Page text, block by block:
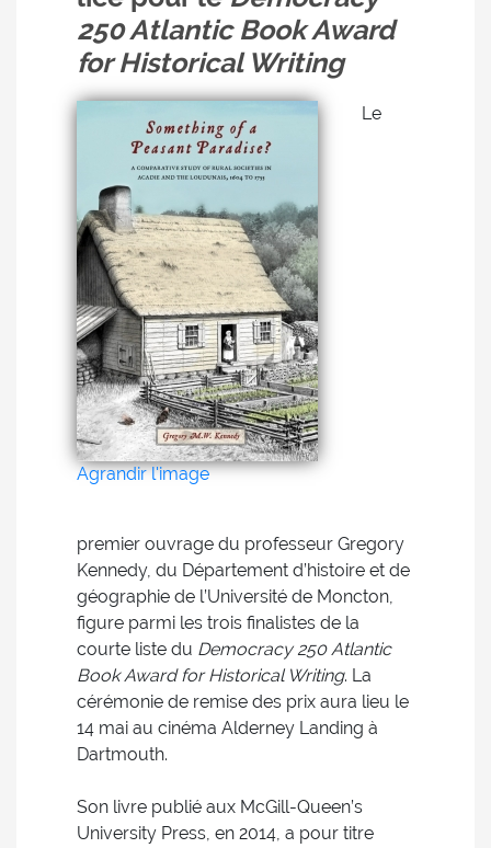
250 Atlantic Book Award
for Historical Writing
Agrandir l'image
Le
premier ouvrage du professeur Gregory
Kennedy, du Département d’histoire et de
géographie de l’Université de Moncton,
figure parmi les trois finalistes de la
courte liste du Democracy 250 Atlantic
Book Award for Historical Writing. La
cérémonie de remise des prix aura lieu le
14 mai au cinéma Alderney Landing à
Dartmouth.
Son livre publié aux McGill-Queen’s
University Press, en 2014, a pour titre